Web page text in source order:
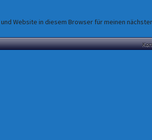
und Website in diesem Browser für meinen